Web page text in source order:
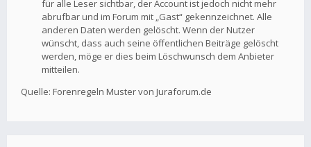
für alle Leser sichtbar, der Account ist jedoch nicht mehr
abrufbar und im Forum mit „Gast“ gekennzeichnet. Alle
anderen Daten werden gelöscht. Wenn der Nutzer
wünscht, dass auch seine öffentlichen Beiträge gelöscht
werden, möge er dies beim Löschwunsch dem Anbieter
mitteilen.
Quelle: Forenregeln Muster von Juraforum.de